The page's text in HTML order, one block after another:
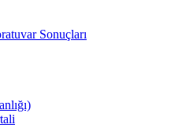
Sonuçları